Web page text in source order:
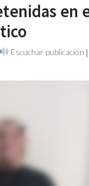
en
Escuchar publicación